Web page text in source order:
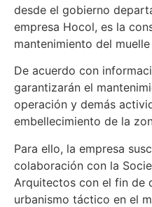
desde el gobierno
empresa Hocol, es la
mantenimiento del
De acuerdo con
garantizarán el
operación y demás
embellecimiento de la
Para ello, la empresa
colaboración con la
Arquitectos con el fin de
urbanismo táctico en el